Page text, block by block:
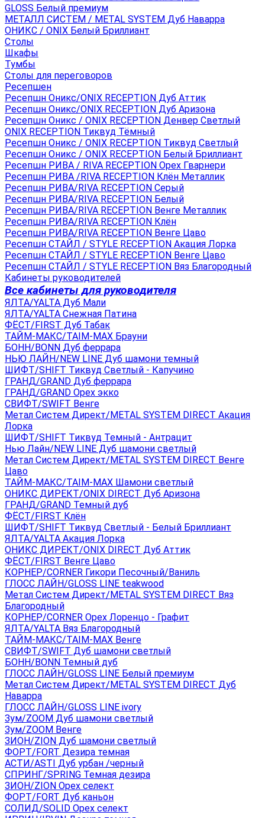
GLOSS Белый премиум
МЕТАЛЛ СИСТЕМ / METAL SYSTEM Дуб Наварра
ОНИКС / ONIX Белый Бриллиант
Столы
Шкафы
Тумбы
Столы для переговоров
Ресепшен
Ресепшн Оникс/ONIX RECEPTION Дуб Аттик
Ресепшн Оникс/ONIX RECEPTION Дуб Аризона
Ресепшн Оникс / ONIX RECEPTION Денвер Светлый
ONIX RECEPTION Тиквуд Тёмный
Ресепшн Оникс / ONIX RECEPTION Тиквуд Светлый
Ресепшн Оникс / ONIX RECEPTION Белый Бриллиант
Ресепшн РИВА / RIVA RECEPTION Орех Гварнери
Ресепшн РИВА /RIVA RECEPTION Клён Металлик
Ресепшн РИВА/RIVA RECEPTION Серый
Ресепшн РИВА/RIVA RECEPTION Белый
Ресепшн РИВА/RIVA RECEPTION Венге Металлик
Ресепшн РИВА/RIVA RECEPTION Клён
Ресепшн РИВА/RIVA RECEPTION Венге Цаво
Ресепшн СТАЙЛ / STYLE RECEPTION Акация Лорка
Ресепшн СТАЙЛ / STYLE RECEPTION Венге Цаво
Ресепшн СТАЙЛ / STYLE RECEPTION Вяз Благородный
Кабинеты руководителей
Все кабинеты для руководителя
ЯЛТА/YALTA Дуб Мали
ЯЛТА/YALTA Снежная Патина
ФЁСТ/FIRST Дуб Табак
ТАЙМ-МАКС/TAIM-MAX Брауни
БОНН/BONN Дуб феррара
НЬЮ ЛАЙН/NEW LINE Дуб шамони темный
ШИФТ/SHIFT Тиквуд Светлый - Капучино
ГРАНД/GRAND Дуб феррара
ГРАНД/GRAND Орех экко
СВИФТ/SWIFT Венге
Метал Систем Директ/METAL SYSTEM DIRECT Акация
Лорка
ШИФТ/SHIFT Тиквуд Темный - Антрацит
Нью Лайн/NEW LINE Дуб шамони светлый
Метал Систем Директ/METAL SYSTEM DIRECT Венге
Цаво
ТАЙМ-МАКС/TAIM-MAX Шамони светлый
ОНИКС ДИРЕКТ/ONIX DIRECT Дуб Аризона
ГРАНД/GRAND Темный дуб
ФЁСТ/FIRST Клён
ШИФТ/SHIFT Тиквуд Светлый - Белый Бриллиант
ЯЛТА/YALTA Акация Лорка
ОНИКС ДИРЕКТ/ONIX DIRECT Дуб Аттик
ФЁСТ/FIRST Венге Цаво
КОРНЕР/CORNER Гикори Песочный/Ваниль
ГЛОСС ЛАЙН/GLOSS LINE teakwood
Метал Систем Директ/METAL SYSTEM DIRECT Вяз
Благородный
КОРНЕР/CORNER Орех Лоренцо - Графит
ЯЛТА/YALTA Вяз Благородный
ТАЙМ-МАКС/TAIM-MAX Венге
СВИФТ/SWIFT Дуб шамони светлый
БОНН/BONN Темный дуб
ГЛОСС ЛАЙН/GLOSS LINE Белый премиум
Метал Систем Директ/METAL SYSTEM DIRECT Дуб
Наварра
ГЛОСС ЛАЙН/GLOSS LINE ivory
Зум/ZOOM Дуб шамони светлый
Зум/ZOOM Венге
ЗИОН/ZION Дуб шамони светлый
ФОРТ/FORT Дезира темная
АСТИ/ASTI Дуб урбан /черный
СПРИНГ/SPRING Темная дезира
ЗИОН/ZION Орех селект
ФОРТ/FORT Дуб каньон
СОЛИД/SOLID Орех селект